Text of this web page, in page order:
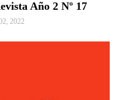
Año 2 Nº 17
2022